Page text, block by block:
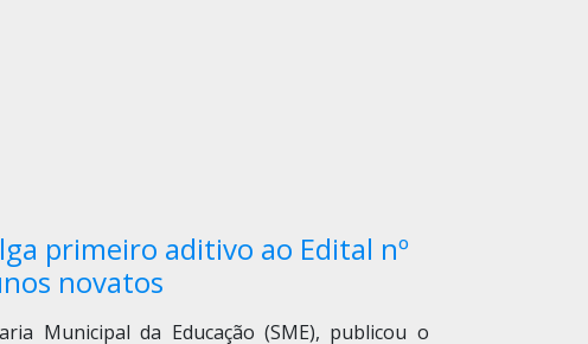
primeiro aditivo ao Edital nº
novatos
Municipal da Educação (SME), publicou o